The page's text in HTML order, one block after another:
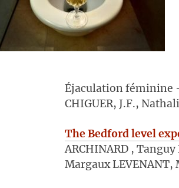
Éjaculation féminine
CHIGUER, J.F.,
The Bedford level
ARCHINARD ,
Margaux LEVENANT,